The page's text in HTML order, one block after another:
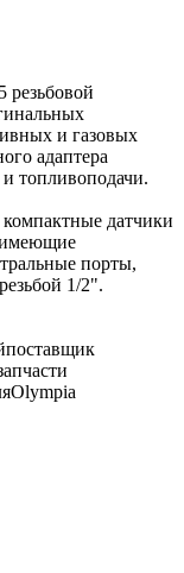
и газовых
адаптера
топливоподачи.
датчики
порты,
1/2".